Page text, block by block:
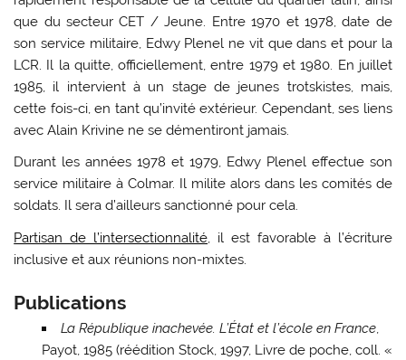
que du secteur CET / Jeune. Entre 1970 et 1978, date de
son service militaire, Edwy Plenel ne vit que dans et pour la
LCR. Il la quitte, officiellement, entre 1979 et 1980. En juillet
1985, il intervient à un stage de jeunes trotskistes, mais,
cette fois-ci, en tant qu’invité extérieur. Cependant, ses liens
avec Alain Krivine ne se démentiront jamais.
Durant les années 1978 et 1979, Edwy Plenel effectue son
service militaire à Colmar. Il milite alors dans les comités de
soldats. Il sera d’ailleurs sanctionné pour cela.
Partisan de l’intersectionnalité , il est favorable à l’écriture
inclusive et aux réunions non-mixtes.
Publications
La République inachevée. L’État et l’école en France,
Payot, 1985 (réédition Stock, 1997, Livre de poche, coll. «